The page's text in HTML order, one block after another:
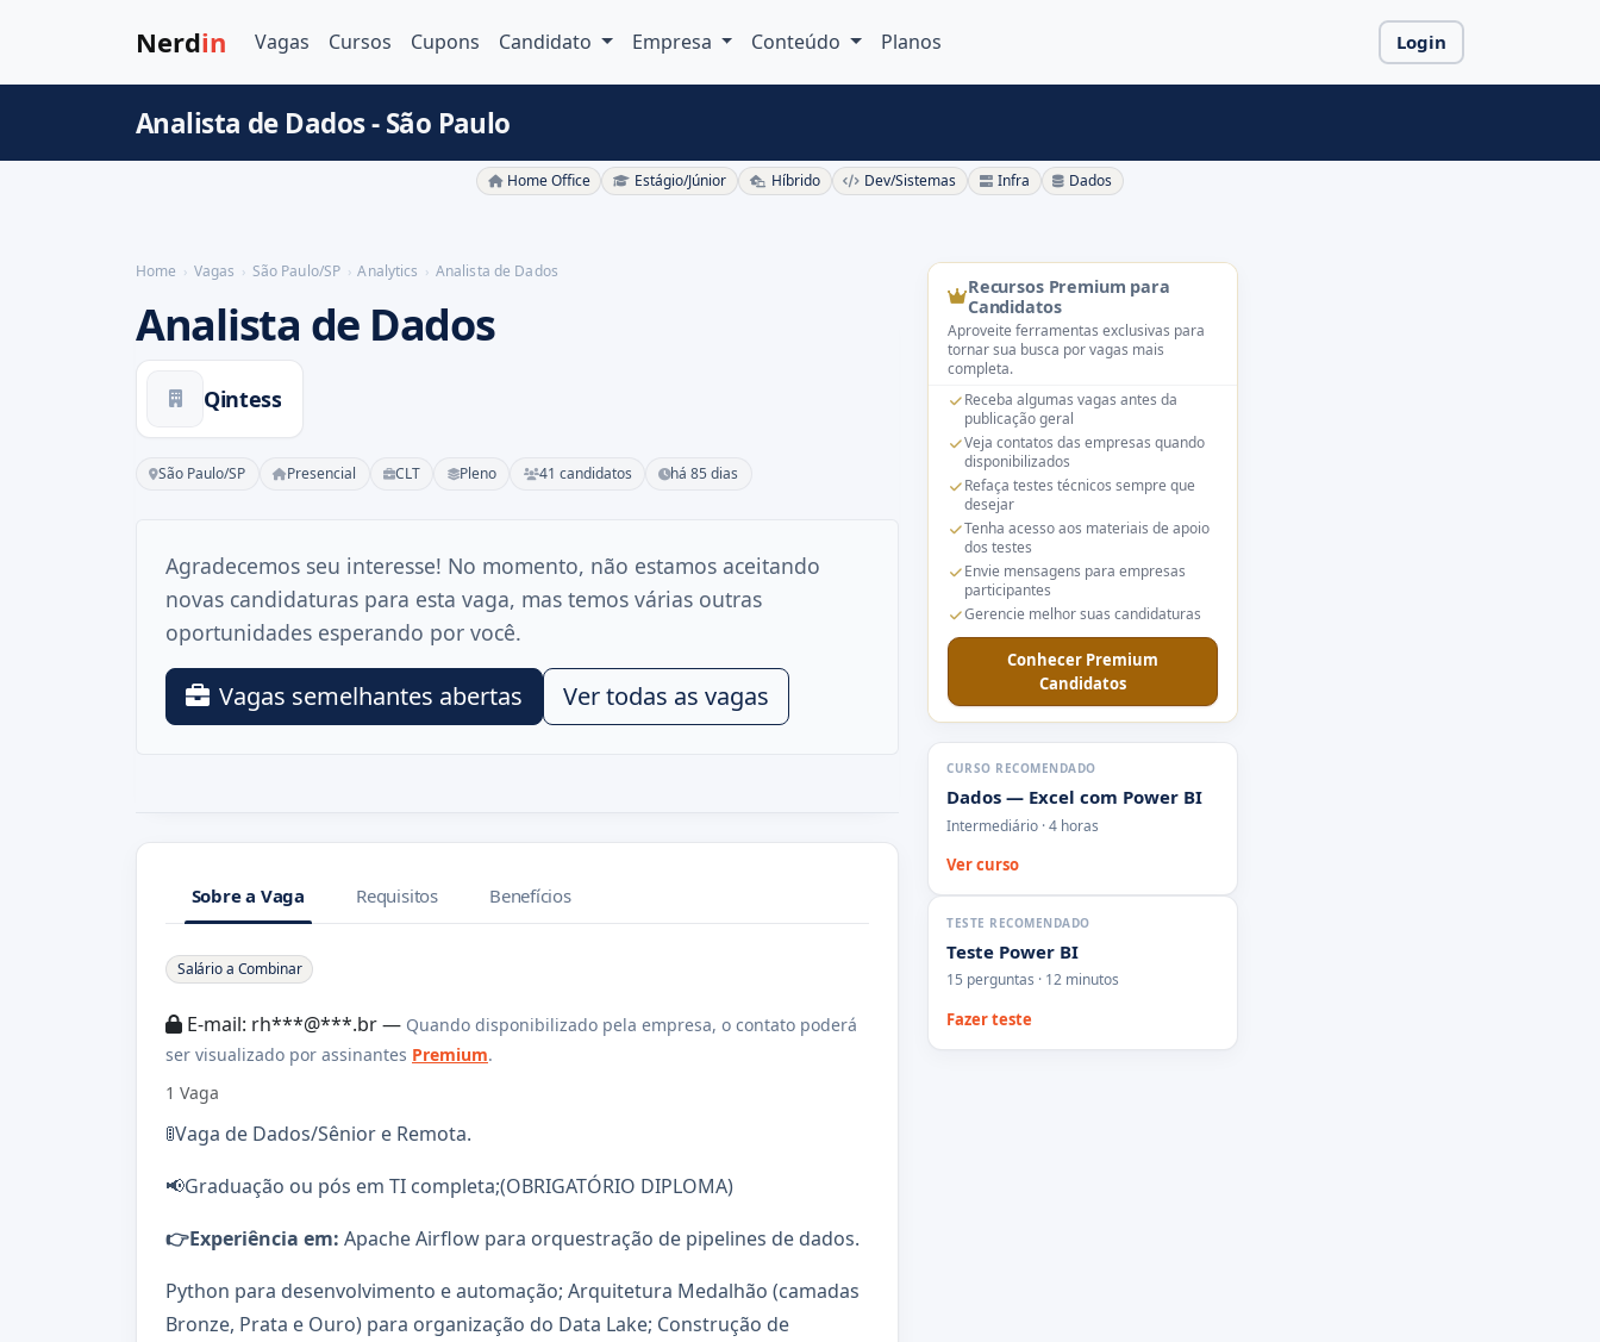
Nerdin Vagas Cursos Cupons Candidato Empresa Conteúdo Planos Login
Analista de Dados - São Paulo
Home Office Estágio/Júnior Híbrido Dev/Sistemas Infra Dados
Home Vagas São Paulo/SP Analytics Analista de Dados
Analista de Dados
Qintess
São Paulo/SP Presencial CLT Pleno 41 candidatos há 85 dias
Agradecemos seu interesse! No momento, não estamos aceitando
novas candidaturas para esta vaga, mas temos várias outras
oportunidades esperando por você.
Vagas semelhantes abertas Ver todas as vagas
Sobre a Vaga Requisitos Benefícios
Sobre a Vaga
Salário a Combinar
E-mail: rh***@***.br — Quando disponibilizado pela empresa, o contato poderá
ser visualizado por assinantes Premium.
1 Vaga
🚦Vaga de Dados/Sênior e Remota.
📢Graduação ou pós em TI completa;(OBRIGATÓRIO DIPLOMA)
👉Experiência em: Apache Airflow para orquestração de pipelines de dados.
Python para desenvolvimento e automação; Arquitetura Medalhão (camadas
Bronze, Prata e Ouro) para organização do Data Lake; Construção de
Recursos Premium para
Candidatos
Aproveite ferramentas exclusivas para
tornar sua busca por vagas mais
completa.
Receba algumas vagas antes da
publicação geral
Veja contatos das empresas quando
disponibilizados
Refaça testes técnicos sempre que
desejar
Tenha acesso aos materiais de apoio
dos testes
Envie mensagens para empresas
participantes
Gerencie melhor suas candidaturas
Conhecer Premium
Candidatos
CURSO RECOMENDADO
Dados — Excel com Power BI
Intermediário · 4 horas
Ver curso
TESTE RECOMENDADO
Teste Power BI
15 perguntas · 12 minutos
Fazer teste